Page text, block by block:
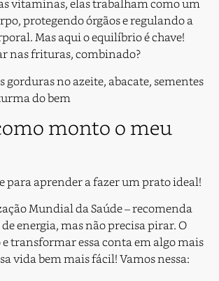
vitaminas, elas trabalham como um
protegendo órgãos e regulando a
Mas aqui o equilíbrio é chave!
nas frituras, combinado?
gorduras no azeite, abacate, sementes
do bem
monto o meu
para aprender a fazer um prato ideal!
Mundial da Saúde – recomenda
energia, mas não precisa pirar. O
transformar essa conta em algo mais
vida bem mais fácil! Vamos nessa: